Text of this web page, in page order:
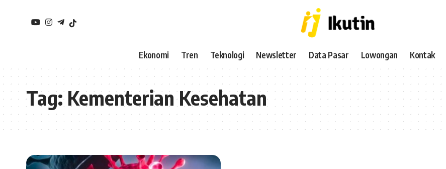
Ekonomi Tren Teknologi Newsletter Data Pasar Lowongan Kontak
Tag:Kementerian Kesehatan